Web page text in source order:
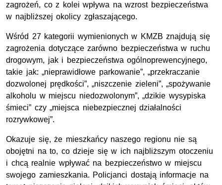
zagrożeń, co z kolei wpływa na wzrost bezpieczeństwa
w najbliższej okolicy zgłaszającego.
Wśród 27 kategorii wymienionych w KMZB znajdują się
zagrożenia dotyczące zarówno bezpieczeństwa w ruchu
drogowym, jak i bezpieczeństwa ogólnoprewencyjnego,
takie jak: „nieprawidłowe parkowanie”, „przekraczanie
dozwolonej prędkości”, „niszczenie zieleni”, „spożywanie
alkoholu w miejscu niedozwolonym”, „dzikie wysypiska
śmieci” czy „miejsca niebezpiecznej działalności
rozrywkowej”.
Okazuje się, że mieszkańcy naszego regionu nie są
obojętni na to, co dzieje się w ich najbliższym otoczeniu
i chcą realnie wpływać na bezpieczeństwo w miejscu
swojego zamieszkania. Policjanci dostają informacje na